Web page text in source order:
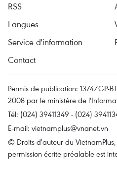
RSS
Langues
Service d'information
Contact
Permis de publication: 1374/GP-
2008 par le ministère de
Tél: (024) 39411349 - (024)
E-mail: vietnamplus@vnanet.vn
© Droits d'auteur du
permission écrite préalable est